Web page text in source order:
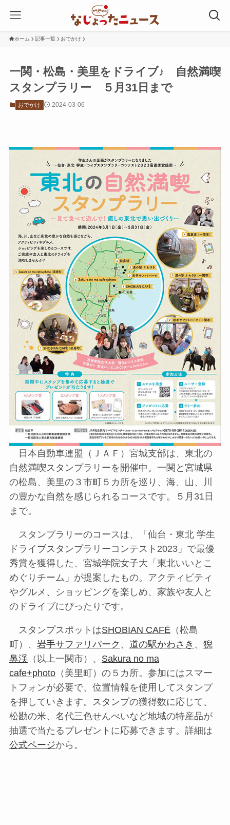
ホーム 記事一覧 おでかけ
一関・松島・美里をドライブ♪ 自然満喫
スタンプラリー ５月31日まで
おでかけ 2024-03-06
日本自動車連盟（ＪＡＦ）宮城支部は、東北の
自然満喫スタンプラリーを開催中。一関と宮城県
の松島、美里の３市町５カ所を巡り、海、山、川
の豊かな自然を感じられるコースです。５月31日
まで。
スタンプラリーのコースは、「仙台・東北 学生
ドライブスタンプラリーコンテスト2023」で最優
秀賞を獲得した、宮城学院女子大「東北いいとこ
めぐりチーム」が提案したもの。アクティビティ
やグルメ、ショッピングを楽しめ、家族や友人と
のドライブにぴったりです。
スタンプスポットはSHOBIAN CAFĒ （松島
町）、 岩手サファリパーク 、 道の駅かわさき 、 猊
鼻渓（以上一関市）、 Sakura no ma
cafe+photo（美里町）の５カ所。参加にはスマー
トフォンが必要で、位置情報を使用してスタンプ
を押していきます。スタンプの獲得数に応じて、
松勘の米、名代三色せんべいなど地域の特産品が
抽選で当たるプレゼントに応募できます。詳細は
公式ページから。